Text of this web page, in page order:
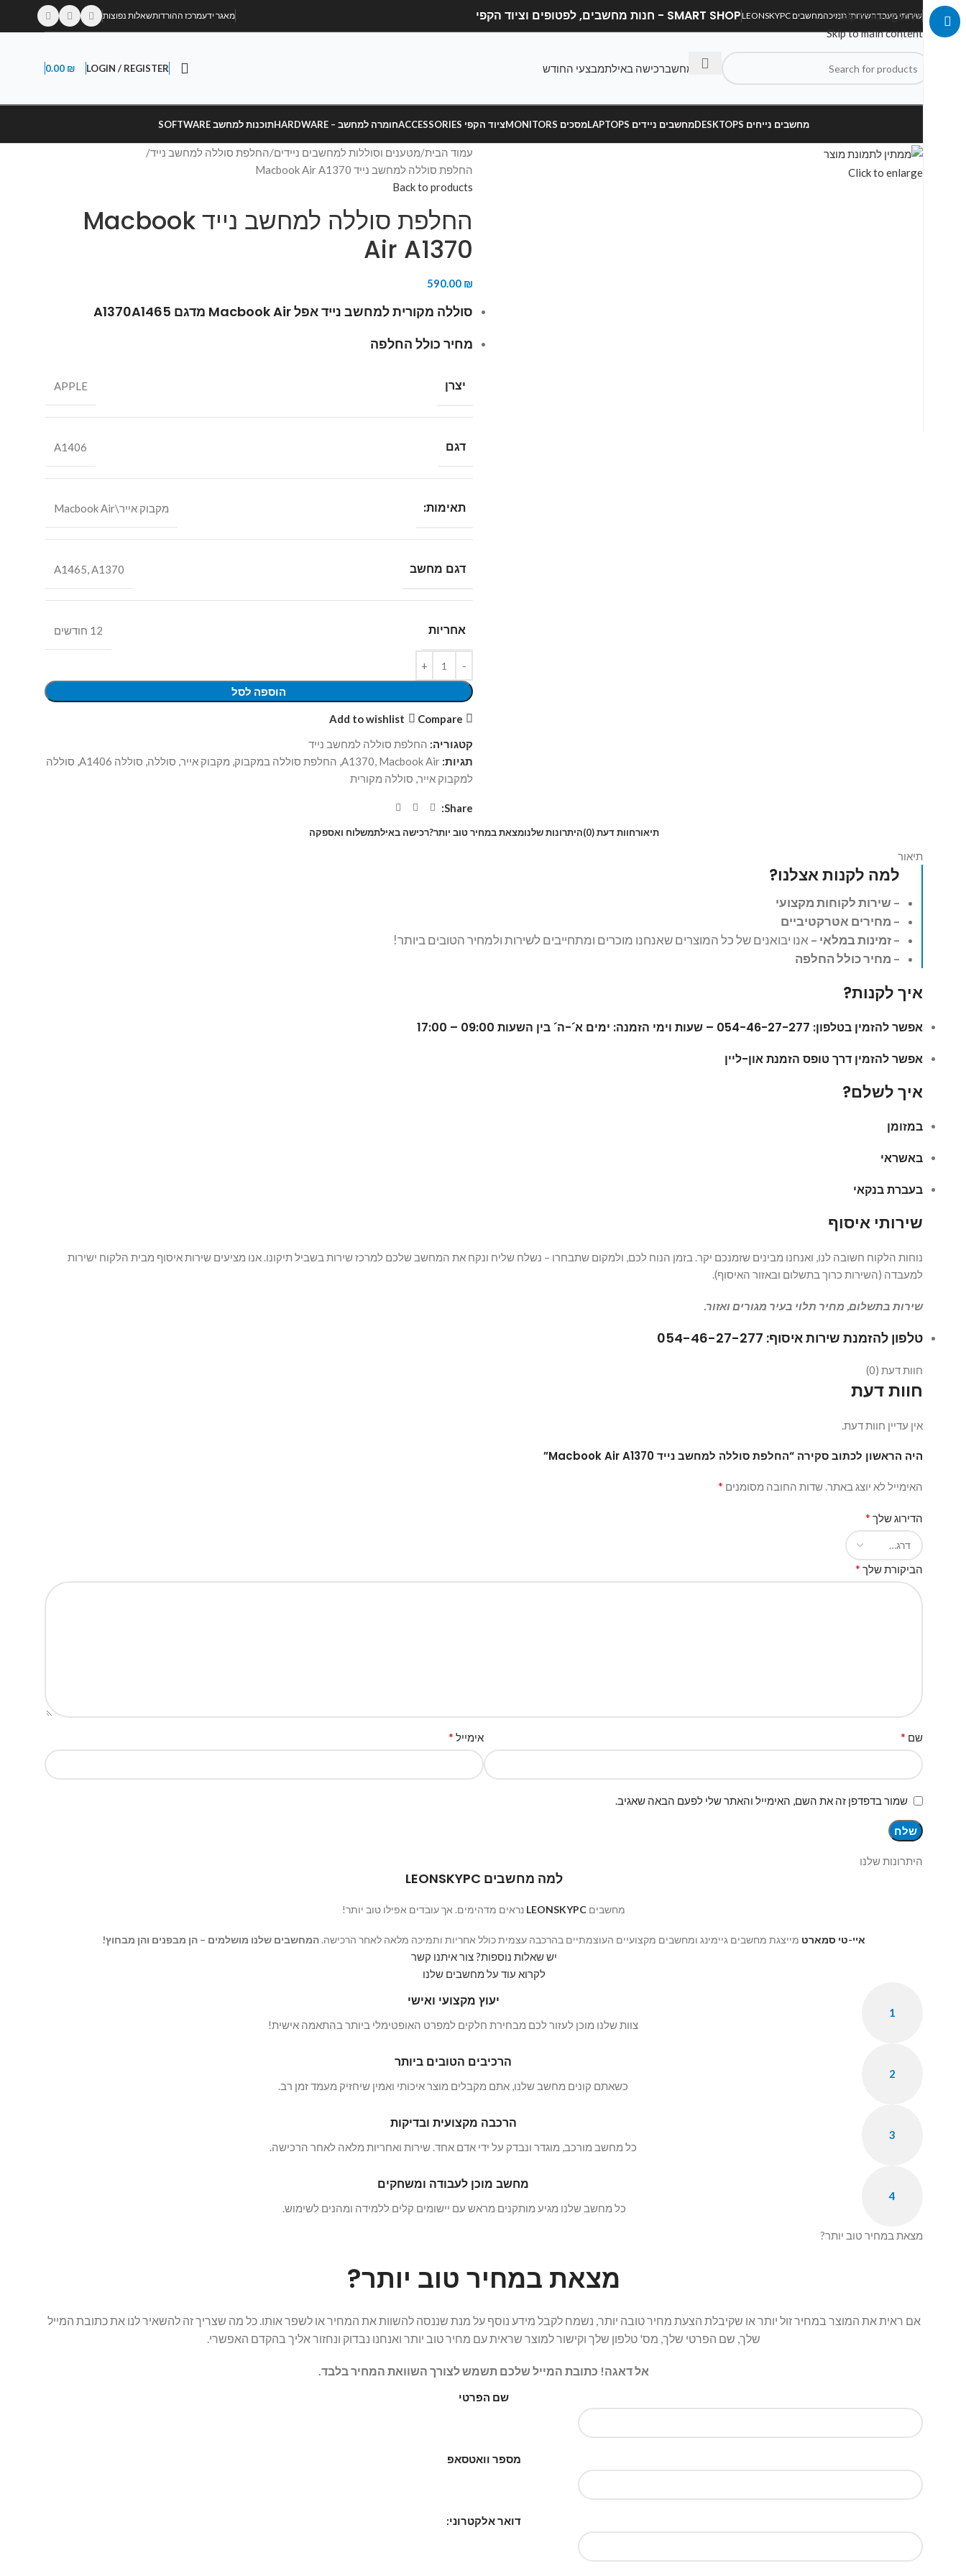
Skip to navigation
Skip to main content
שירותי מעבדהשירותי תמיכהמחשבים LEONSKYPC SMART SHOP - חנות מחשבים, לפטופים וציוד הקפי מאגר ידעמרכז ההורדותשאלות נפוצות
בנה מחשברכישה באילתמבצעי החודש LOGIN / REGISTER
0.00 ₪
מחשבים נייחים DESKTOPS מחשבים ניידים LAPTOPS מסכים MONITORS ציוד הקפי ACCESSORIES חומרה למחשב – HARDWARE תוכנות למחשב SOFTWARE
Click to enlarge
עמוד הבית מטענים וסוללות למחשבים ניידים החלפת סוללה למחשב נייד
החלפת סוללה למחשב נייד Macbook Air A1370
Back to products
החלפת סוללה למחשב נייד Macbook
Air A1370
590.00 ₪
סוללה מקורית למחשב נייד אפל Macbook Air מדגם A1370A1465
מחיר כולל החלפה
יצרן APPLE
דגם A1406
תאימות: מקבוק אייר\Macbook Air
דגם מחשב A1465, A1370
אחריות 12 חודשים
הוספה לסל
Compare
Add to wishlist
קטגוריה: החלפת סוללה למחשב נייד
תגיות:
A1370, Macbook Air
, החלפת סוללה במקבוק, מקבוק אייר, סוללה, סוללה A1406 , סוללה
למקבוק אייר, סוללה מקורית
Share:
תיאורחוות דעת (0) היתרונות שלנומצאת במחיר טוב יותר?רכישה באילתמשלוח ואספקה
תיאור
למה לקנות אצלנו?
– שירות לקוחות מקצועי
– מחירים אטרקטיביים
– זמינות במלאי – אנו יבואנים של כל המוצרים שאנחנו מוכרים ומתחייבים לשירות ולמחיר הטובים ביותר!
– מחיר כולל החלפה
איך לקנות?
אפשר להזמין בטלפון: 054-46-27-277 – שעות וימי הזמנה: ימים א´-ה´ בין השעות 09:00 – 17:00
אפשר להזמין דרך טופס הזמנת און-ליין
איך לשלם?
במזומן
באשראי
בעברת בנקאי
שירותי איסוף
נוחות הלקוח חשובה לנו, ואנחנו מבינים שזמנכם יקר. בזמן הנוח לכם, ולמקום שתבחרו – נשלח שליח ונקח את המחשב שלכם למרכז שירות בשביל תיקונו. אנו מציעים שירות איסוף מבית הלקוח ישירות
למעבדה (השירות כרוך בתשלום ובאזור האיסוף).
שירות בתשלום, מחיר תלוי בעיר מגורים ואזור.
טלפון להזמנת שירות איסוף: 054-46-27-277
חוות דעת (0)
חוות דעת
אין עדיין חוות דעת.
היה הראשון לכתוב סקירה “החלפת סוללה למחשב נייד Macbook Air A1370”
האימייל לא יוצג באתר. שדות החובה מסומנים *
הדירוג שלך *
הביקורת שלך *
שם * אימייל *
שמור בדפדפן זה את השם, האימייל והאתר שלי לפעם הבאה שאגיב.
היתרונות שלנו
למה מחשבים LEONSKYPC
מחשבים LEONSKYPC נראים מדהימים. אך עובדים אפילו טוב יותר!
איי-טי סמארט מייצגת מחשבים גיימינג ומחשבים מקצועיים העוצמתיים בהרכבה עצמית כולל אחריות ותמיכה מלאה לאחר הרכישה. המחשבים שלנו מושלמים – הן מבפנים והן מבחוץ!
יש שאלות נוספות? צור איתנו קשר
לקרוא עוד על מחשבים שלנו
1
יעוץ מקצועי ואישי
צוות שלנו מוכן לעזור לכם מבחירת חלקים למפרט האופטימלי ביותר בהתאמה אישית!
2
הרכיבים הטובים ביותר
כשאתם קונים מחשב שלנו, אתם מקבלים מוצר איכותי ואמין שיחזיק מעמד זמן רב.
3
הרכבה מקצועית ובדיקות
כל מחשב מורכב, מוגדר ונבדק על ידי אדם אחד. שירות ואחריות מלאה לאחר הרכישה.
4
מחשב מוכן לעבודה ומשחקים
כל מחשב שלנו מגיע מותקנים מראש עם יישומים קלים ללמידה ומהנים לשימוש.
מצאת במחיר טוב יותר?
מצאת במחיר טוב יותר?
אם ראית את המוצר במחיר זול יותר או שקיבלת הצעת מחיר טובה יותר, נשמח לקבל מידע נוסף על מנת שננסה להשוות את המחיר או לשפר אותו. כל מה שצריך זה להשאיר לנו את כתובת המייל
שלך, שם הפרטי שלך, מס' טלפון שלך וקישור למוצר שראית עם מחיר טוב יותר ואנחנו נבדוק ונחזור אליך בהקדם האפשרי.
אל דאגה! כתובת המייל שלכם תשמש לצורך השוואת המחיר בלבד.
שם הפרטי
מספר וואטסאפ
דואר אלקטרוני: